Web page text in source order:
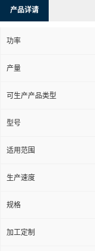
产品详请
功率
产量
可生产产品类型
型号
适用范围
生产速度
规格
加工定制